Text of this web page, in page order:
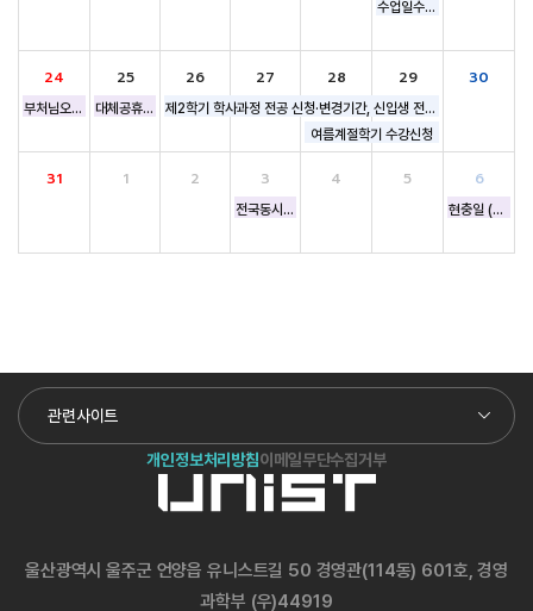
수업일수 3/4선, [대학원] 논문심사위원 위촉 신청 마감
24
부처님오신날
25
대체공휴일 (부처님오신날)
26
제2학기 학사과정 전공 신청·변경기간, 신입생 전공 예비신청
27 28
여름계절학기 수강신청
29 30
31 1 2 3
전국동시지방선거
4 5 6
현충일 (공휴일)
개인정보처리방침이메일무단수집거부
관련사이트
울산광역시 울주군 언양읍 유니스트길 50 경영관(114동) 601호, 경영
과학부 (우)44919